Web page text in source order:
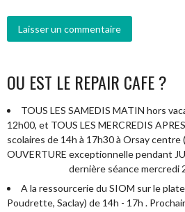
OU EST LE REPAIR CAFE ?
TOUS LES SAMEDIS MATIN hors
12h00, et TOUS LES MERCREDIS
scolaires de 14h à 17h30 à Orsay centre
OUVERTURE exceptionnelle pendant
dernière séance mercredi
A la ressourcerie du SIOM sur le
Poudrette, Saclay) de 14h - 17h .